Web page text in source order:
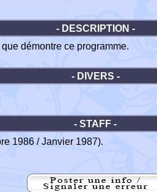
- DESCRIPTION -
démontre ce programme.
- DIVERS -
- STAFF -
1986 / Janvier 1987).